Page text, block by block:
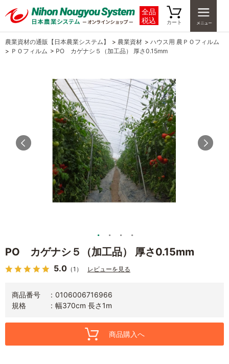
全品
税込
カート
農業資材の通販【日本農業システム】 > 農業資材 > ハウス用 農ＰＯフィルム
> ＰＯフィルム > PO カゲナシ５（加工品） 厚さ0.15mm
PO カゲナシ５（加工品） 厚さ0.15mm
5.0 （1） レビューを見る
商品番号
0106006716966
規格
幅370cm 長さ1m
商品購入へ